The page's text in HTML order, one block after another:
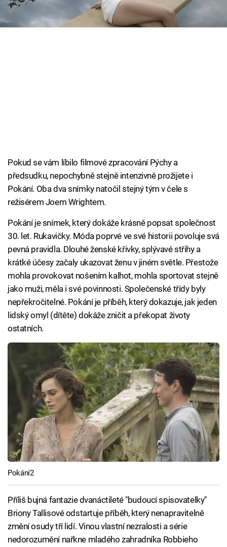
Cool Esport
Pokud se vám líbilo filmové zpracování Pýchy a
předsudku, nepochybně stejně intenzivně prožijete i
Pokání. Oba dva snímky natočil stejný tým v čele s
režisérem Joem Wrightem.
Pokání je snímek, který dokáže krásně popsat společnost
30. let. Rukavičky. Móda poprvé ve své historii povoluje svá
pevná pravidla. Dlouhé ženské křivky, splývavé střihy a
krátké účesy začaly ukazovat ženu v jiném světle. Přestože
mohla provokovat nošením kalhot, mohla sportovat stejně
jako muži, měla i své povinnosti. Společenské třídy byly
nepřekročitelné. Pokání je příběh, který dokazuje, jak jeden
lidský omyl (dítěte) dokáže zničit a překopat životy
ostatních.
Pokání2
Příliš bujná fantazie dvanáctileté "budoucí spisovatelky"
Briony Tallisové odstartuje příběh, který nenapravitelně
změní osudy tří lidí. Vinou vlastní nezralosti a série
nedorozumění nařkne mladého zahradníka Robbieho